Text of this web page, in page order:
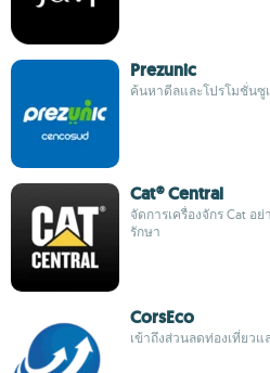
Prezunic
ค้นหาดีลและโปรโมชั่นซู
Cat® Central
จัดการเครื่องจักร Cat อ
รักษา
CorsEco
เข้าถึงส่วนลดท่องเที่ยว